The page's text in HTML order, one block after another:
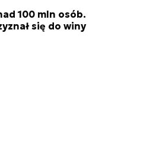
100 mln osób.
się do winy